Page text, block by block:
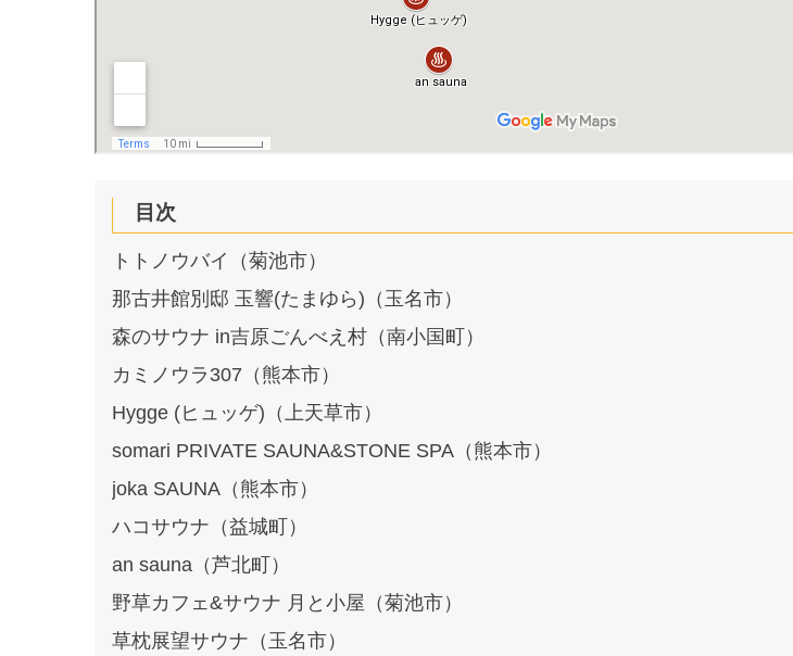
目次
トトノウバイ（菊池市）
那古井館別邸 玉響(たまゆら)（玉名市）
森のサウナ in吉原ごんべえ村（南小国町）
カミノウラ307（熊本市）
Hygge (ヒュッゲ)（上天草市）
somari PRIVATE SAUNA&STONE SPA（熊本市）
joka SAUNA（熊本市）
ハコサウナ（益城町）
an sauna（芦北町）
野草カフェ&サウナ 月と小屋（菊池市）
草枕展望サウナ（玉名市）